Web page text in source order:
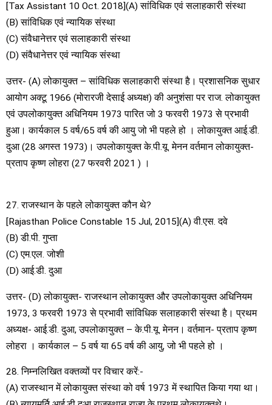
[Tax Assistant 10 Oct. 2018](A) सांविधिक एवं सलाहकारी संस्था
(B) सांविधिक एवं न्यायिक संस्था
(C) संवैधानेत्तर एवं सलाहकारी संस्था
(D) संवैधानेत्तर एवं न्यायिक संस्था
उत्तर- (A) लोकायुक्त – सांविधिक सलाहकारी संस्था है। प्रशासनिक सुधार
आयोग अक्टू 1966 (मोरारजी देसाई अध्यक्ष) की अनुशंसा पर राज. लोकायुक्त
एवं उपलोकायुक्त अधिनियम 1973 पारित जो 3 फरवरी 1973 से प्रभावी
हुआ। कार्यकाल 5 वर्ष/65 वर्ष की आयु जो भी पहले हो । लोकायुक्त आई.डी.
दुआ (28 अगस्त 1973)। उपलोकायुक्त के.पी.यू. मेनन वर्तमान लोकायुक्त-
प्रताप कृष्ण लोहरा (27 फरवरी 2021 ) ।
27. राजस्थान के पहले लोकायुक्त कौन थे?
[Rajasthan Police Constable 15 Jul, 2015](A) वी.एस. दवे
(B) डी.पी. गुप्ता
(C) एम.एल. जोशी
(D) आई.डी. दुआ
उत्तर- (D) लोकायुक्त- राजस्थान लोकायुक्त और उपलोकायुक्त अधिनियम
1973, 3 फरवरी 1973 से प्रभावी सांविधिक सलाहकारी संस्था है। प्रथम
अध्यक्ष- आई.डी. दुआ, उपलोकायुक्त – के.पी.यू. मेनन। वर्तमान- प्रताप कृष्ण
लोहरा । कार्यकाल – 5 वर्ष या 65 वर्ष की आयु, जो भी पहले हो ।
28. निम्नलिखित वक्तव्यों पर विचार करें:-
(A) राजस्थान में लोकायुक्त संस्था को वर्ष 1973 में स्थापित किया गया था।